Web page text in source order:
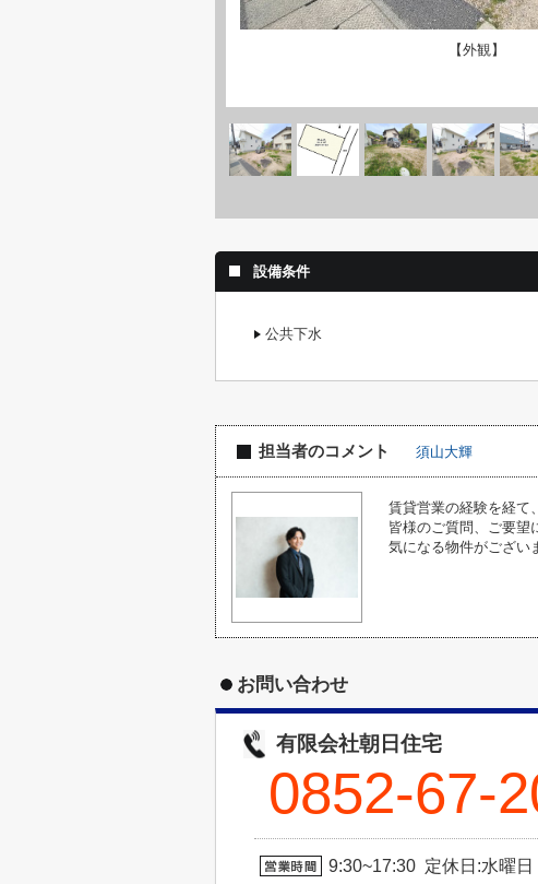
【外観】
設備条件
公共下水
担当者のコメント 須山大輝
賃貸営業の経験を経て
皆様のご質問、ご要望
気になる物件がござい
お問い合わせ
有限会社朝日住宅
0852-67-
9:30~17:30 定休日:水曜日